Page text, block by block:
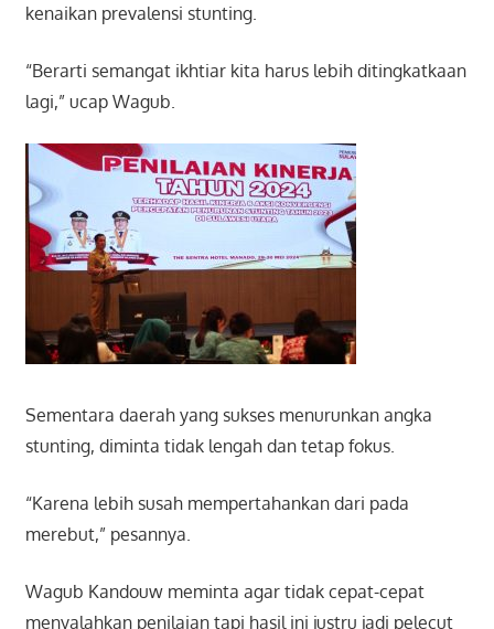
kenaikan prevalensi stunting.
“Berarti semangat ikhtiar kita harus lebih ditingkatkaan
lagi,” ucap Wagub.
Sementara daerah yang sukses menurunkan angka
stunting, diminta tidak lengah dan tetap fokus.
“Karena lebih susah mempertahankan dari pada
merebut,” pesannya.
Wagub Kandouw meminta agar tidak cepat-cepat
menyalahkan penilaian tapi hasil ini justru jadi pelecut